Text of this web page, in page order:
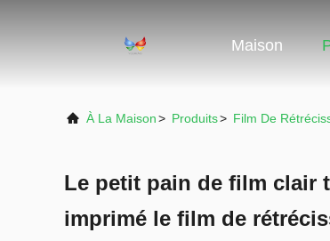
Maison
À La Maison> Produits> Film De
Le petit pain de film clair
imprimé le film de